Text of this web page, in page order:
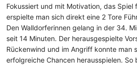
Fokussiert und mit Motivation, das Spiel
erspielte man sich direkt eine 2 Tore
Den Walldorferinnen gelang in der 34.
seit 14 Minuten. Der herausgespielte
Rückenwind und im Angriff konnte man
erfolgreiche Chancen herausspielen. So